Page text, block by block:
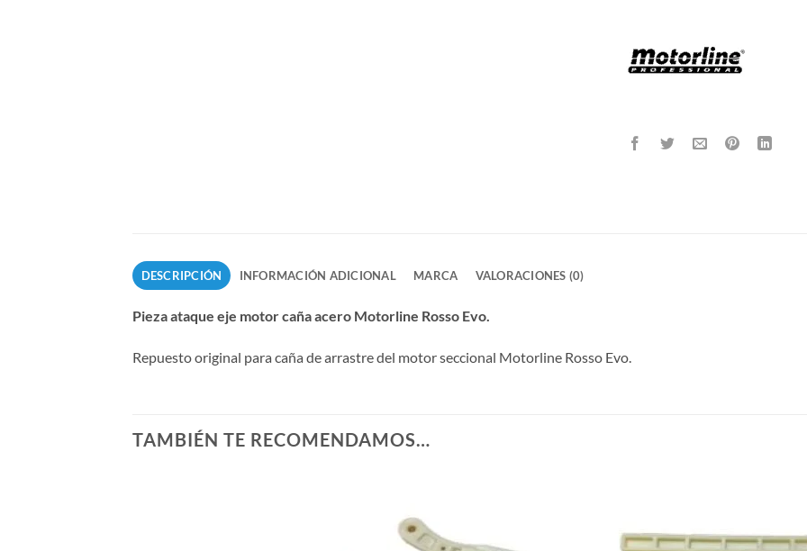
DESCRIPCIÓN INFORMACIÓN ADICIONAL MARCA VALORACIONES (0)
Pieza ataque eje motor caña acero Motorline Rosso Evo.
Repuesto original para caña de arrastre del motor seccional Motorline Rosso Evo.
TAMBIÉN TE RECOMENDAMOS…